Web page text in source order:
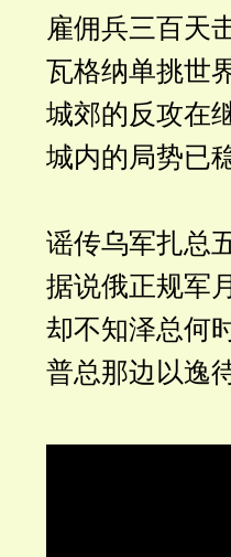
雇佣兵三百天
瓦格纳单挑世
城郊的反攻在
城内的局势已
谣传乌军扎总
据说俄正规军
却不知泽总何
普总那边以逸